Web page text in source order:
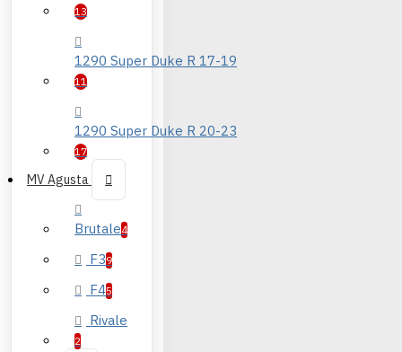
13
1290 Super Duke R 17-19
11
1290 Super Duke R 20-23
17
MV Agusta
Brutale4
F39
F45
Rivale
2